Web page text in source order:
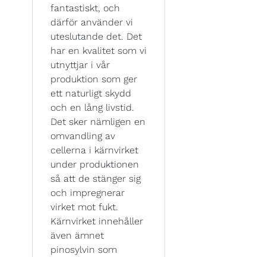
fantastiskt, och
därför använder vi
uteslutande det. Det
har en kvalitet som vi
utnyttjar i vår
produktion som ger
ett naturligt skydd
och en lång livstid.
Det sker nämligen en
omvandling av
cellerna i kärnvirket
under produktionen
så att de stänger sig
och impregnerar
virket mot fukt.
Kärnvirket innehåller
även ämnet
pinosylvin som